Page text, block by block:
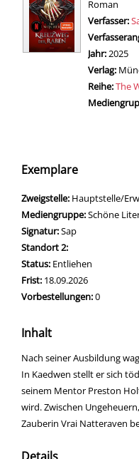
Roman
Verfasser:
Jahr: 2025
Verlag:
Reihe:The
Exemplare
Zweigstelle: Hauptstelle/Erw
Mediengruppe:Schöne
Signatur:Sap
Standort 2:
Status: Entliehen
Frist: 18.09.2026
Vorbestellungen:0
Inhalt
Nach seiner Ausbildung
In Kaedwen stellt er sich
seinem Mentor Preston
wird. Zwischen
Zauberin Vrai Natteraven
Details